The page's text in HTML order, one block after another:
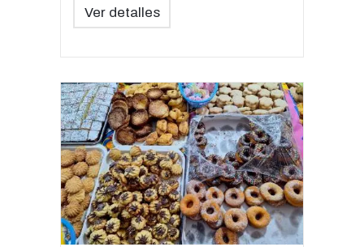
Ver detalles